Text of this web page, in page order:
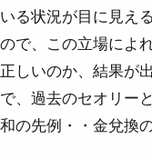
る状況が目に見え
で、この立場によ
しいのか、結果が
、過去のセオリー
和の先例・・金兌